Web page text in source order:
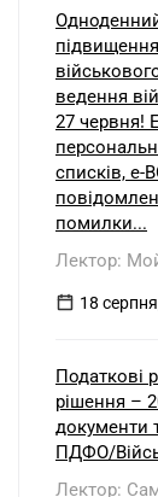
ведення
27 червня!
списків, е-
помилки...
Лектор:
18
Податкові
рішення –
документи
ПДФО/
Лектор: